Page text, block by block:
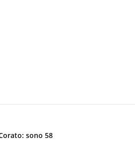
sono 58